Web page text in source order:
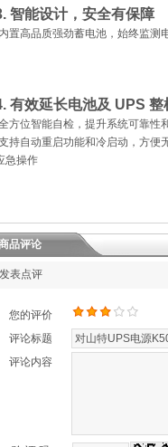
智能设计，安全有保障
置高品质强劲蓄电池，始终监测
有效延长电池及 UPS 整
方位智能自检，提升系统可靠性
持自动重启功能和冷启动，方便
急操作
品评论
发表点评
您的评价
评论标题
评论内容